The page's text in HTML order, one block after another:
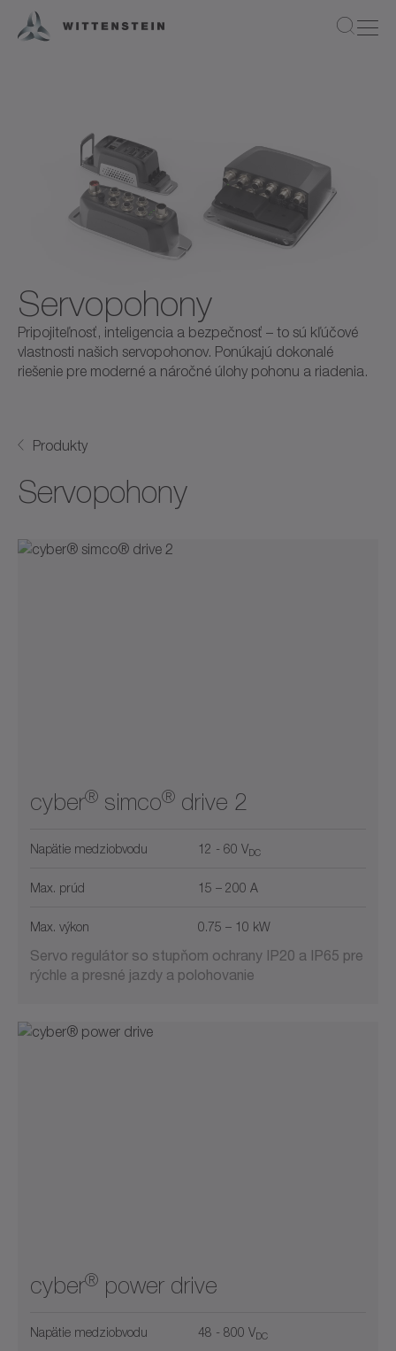
Servopohony
Pripojiteľnosť, inteligencia a bezpečnosť – to sú kľúčové
vlastnosti našich servopohonov. Ponúkajú dokonalé
riešenie pre moderné a náročné úlohy pohonu a riadenia.
Produkty
Servopohony
cyber® simco® drive 2
Napätie medziobvodu 12 - 60 VDC
Max. prúd 15 – 200 A
Max. výkon 0.75 – 10 kW
Servo regulátor so stupňom ochrany IP20 a IP65 pre
rýchle a presné jazdy a polohovanie
cyber® power drive
Napätie medziobvodu 48 - 800 VDC